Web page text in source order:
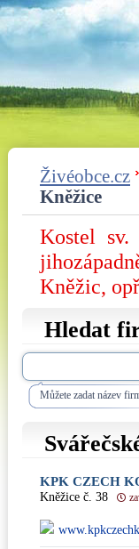
Živéobce.cz
Kněžice
Kostel sv.
Kněžic,
Hledat
Můžete zadat název
KPK CZECH
Kněžice č. 38